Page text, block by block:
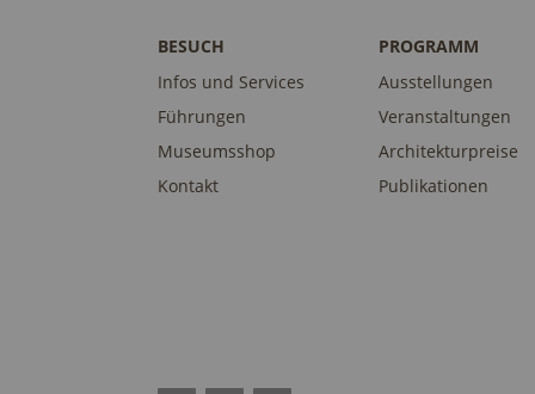
BESUCH
Infos und Services
Führungen
Museumsshop
Kontakt
PROGRAMM
Ausstellungen
Veranstaltungen
Architekturpreise
Publikationen